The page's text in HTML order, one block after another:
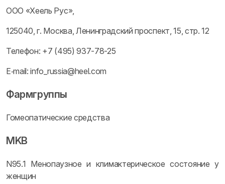
ООО «Хеель Рус»,
125040, г. Москва, Ленинградский проспект, 15, стр. 12
Телефон: +7 (495) 937-78-25
E‑mail: info_russia@heel.com
Фармгруппы
Гомеопатические средства
MKB
N95.1 Менопаузное и климактерическое состояние у
женщин